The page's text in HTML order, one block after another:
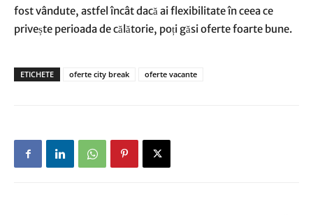
fost vândute, astfel încât dacă ai flexibilitate în ceea ce
privește perioada de călătorie, poți găsi oferte foarte bune.
ETICHETE oferte city break oferte vacante